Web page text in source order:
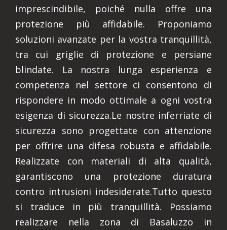
imprescindibile, poiché nulla offre una
protezione più affidabile. Proponiamo
soluzioni avanzate per la vostra tranquillità,
tra cui griglie di protezione e persiane
blindate. La nostra lunga esperienza e
competenza nel settore ci consentono di
rispondere in modo ottimale a ogni vostra
esigenza di sicurezza.Le nostre inferriate di
sicurezza sono progettate con attenzione
per offrire una difesa robusta e affidabile.
Realizzate con materiali di alta qualità,
garantiscono una protezione duratura
contro intrusioni indesiderate.Tutto questo
si traduce in più tranquillità. Possiamo
realizzare nella zona di Basaluzzo in